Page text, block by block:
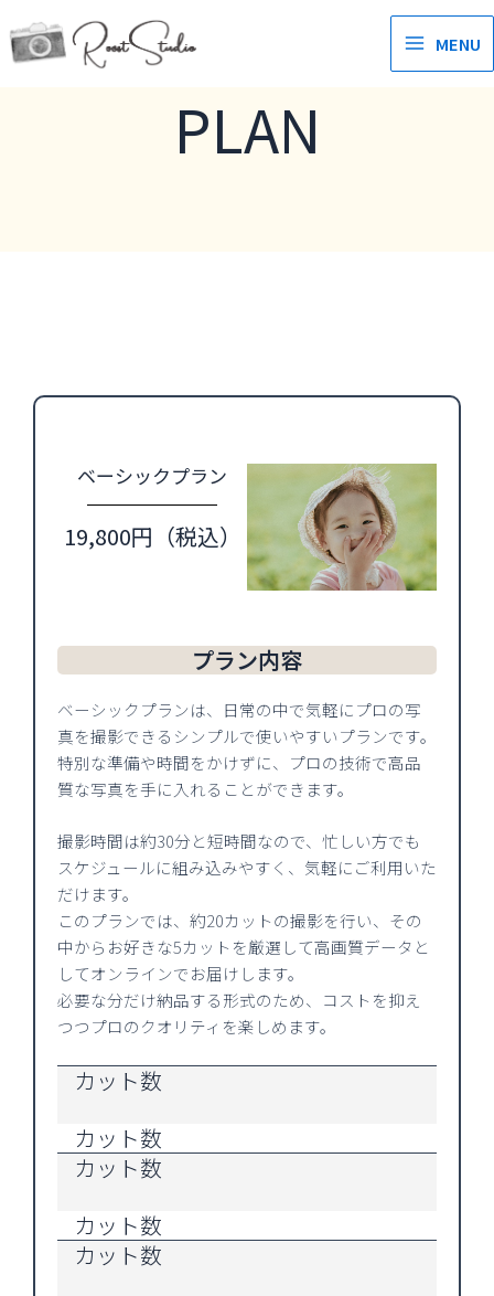
容
を
Main
Menu
MENU
PLAN
ベーシックプラン​
19,800円（税込）
プラン内容
ベーシックプランは、日常の中で気軽にプロの写
真を撮影できるシンプルで使いやすいプランです。
特別な準備や時間をかけずに、プロの技術で高品
質な写真を手に入れることができます。
撮影時間は約30分と短時間なので、忙しい方でも
スケジュールに組み込みやすく、気軽にご利用いた
だけます。
このプランでは、約20カットの撮影を行い、その
中からお好きな5カットを厳選して高画質データと
してオンラインでお届けします。
必要な分だけ納品する形式のため、コストを抑え
つつプロのクオリティを楽しめます。
カット数
カット数
カット数
カット数
カット数